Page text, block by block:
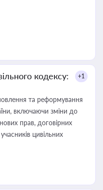
кодексу:
+1
та реформування
включаючи зміни до
прав, договірних
цивільних